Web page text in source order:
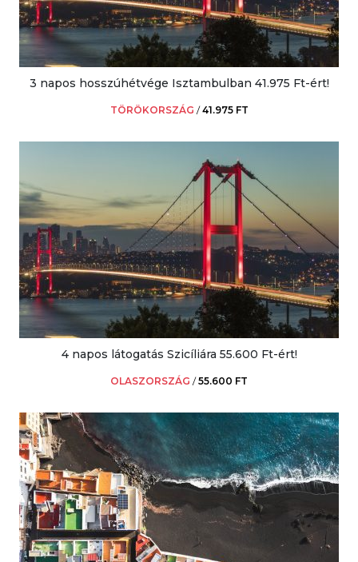
3 napos hosszúhétvége Isztambulban 41.975 Ft-ért!
TÖRÖKORSZÁG /41.975 FT
4 napos látogatás Szicíliára 55.600 Ft-ért!
OLASZORSZÁG /55.600 FT